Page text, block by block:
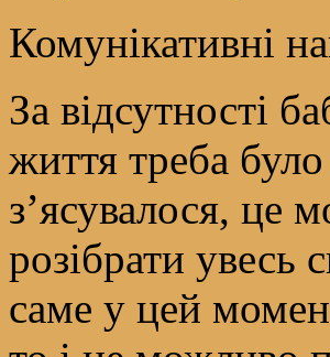
Комунікативні
За відсутності
життя треба
з’ясувалося,
розібрати увесь
саме у цей